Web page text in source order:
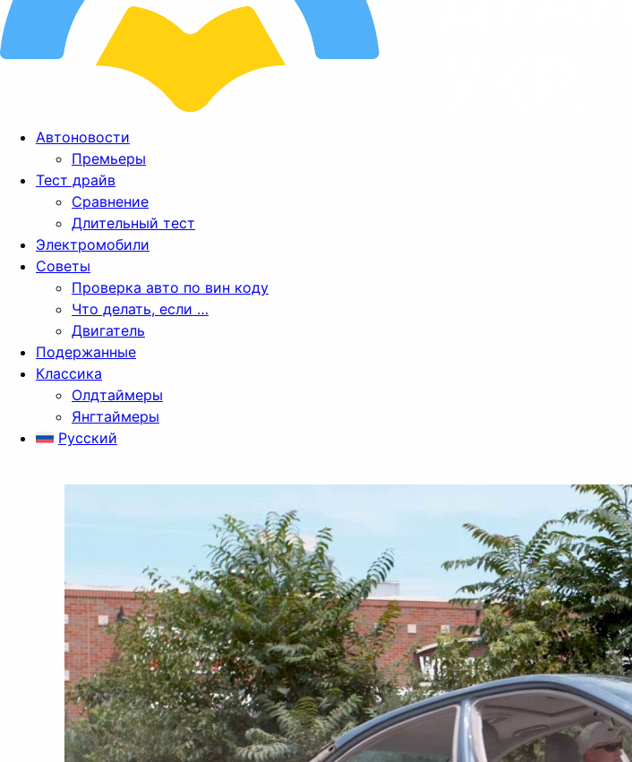
Автоновости
Премьеры
Тест драйв
Сравнение
Длительный тест
Электромобили
Советы
Проверка авто по вин коду
Что делать, если …
Двигатель
Подержанные
Классика
Олдтаймеры
Янгтаймеры
Русский